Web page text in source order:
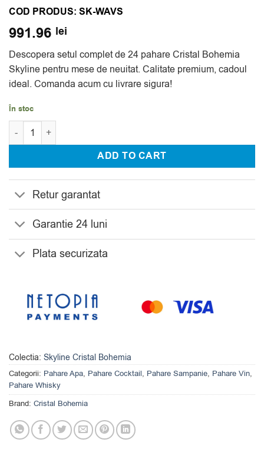
COD PRODUS: SK-WAVS
991.96 lei
Descopera setul complet de 24 pahare Cristal Bohemia
Skyline pentru mese de neuitat. Calitate premium, cadoul
ideal. Comanda acum cu livrare sigura!
În stoc
Cantitate Set 24 Pahare Apa, Vin, Whisky si Sampanie Cristal
ADD TO CART
Retur garantat
Garantie 24 luni
Plata securizata
Colectia: Skyline Cristal Bohemia
Categorii: Pahare Apa, Pahare Cocktail, Pahare Sampanie, Pahare Vin,
Pahare Whisky
Brand: Cristal Bohemia